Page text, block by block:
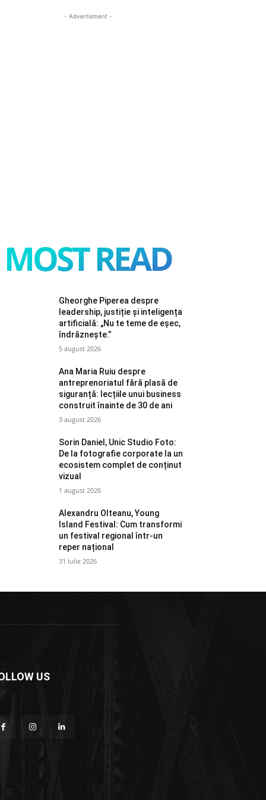
- Advertisment -
MOST READ
Gheorghe Piperea despre
leadership, justiție și inteligența
artificială: „Nu te teme de eșec,
îndrăznește.”
5 august 2026
Ana Maria Ruiu despre
antreprenoriatul fără plasă de
siguranță: lecțiile unui business
construit înainte de 30 de ani
3 august 2026
Sorin Daniel, Unic Studio Foto:
De la fotografie corporate la un
ecosistem complet de conținut
vizual
1 august 2026
Alexandru Olteanu, Young
Island Festival: Cum transformi
un festival regional într-un
reper național
31 iulie 2026
US